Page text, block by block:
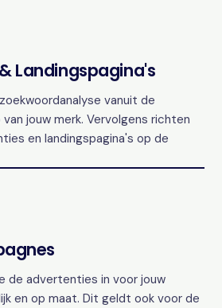
Landingspagina's
vanuit de
jouw merk. Vervolgens richten
en landingspagina's op de
de advertenties in voor jouw
en op maat. Dit geldt ook voor de